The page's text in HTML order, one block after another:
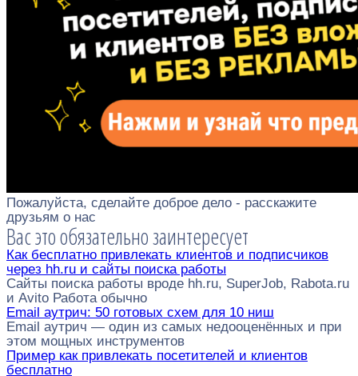
Пожалуйста, сделайте доброе дело - расскажите
друзьям о нас
Вас это обязательно заинтересует
Как бесплатно привлекать клиентов и подписчиков
через hh.ru и сайты поиска работы
Сайты поиска работы вроде hh.ru, SuperJob, Rabota.ru
и Avito Работа обычно
Email аутрич: 50 готовых схем для 10 ниш
Email аутрич — один из самых недооценённых и при
этом мощных инструментов
Пример как привлекать посетителей и клиентов
бесплатно